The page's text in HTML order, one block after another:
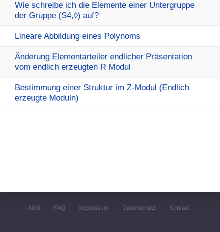
Wie schreibe ich die Elemente einer Untergruppe
der Gruppe (S4,◊) auf?
Lineare Abbildung eines Polynoms
Änderung Elementarteiler endlicher Präsentation
vom endlich erzeugten R Modul
Bestimmung einer Struktur im Z-Modul (Endlich
erzeugte Moduln)
AGB FAQ Impressum Datenschutz Kontakt